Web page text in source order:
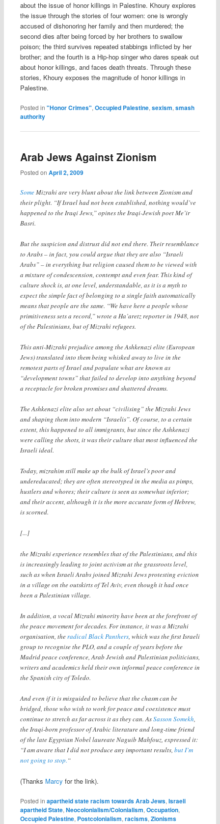
about the issue of honor killings in Palestine. Khoury explores
the issue through the stories of four women: one is wrongly
accused of dishonoring her family and then murdered; the
second dies after being forced by her brothers to swallow
poison; the third survives repeated stabbings inflicted by her
brother; and the fourth is a Hip-hop singer who dares speak out
about honor killings, and faces death threats. Through these
stories, Khoury exposes the magnitude of honor killings in
Palestine.
Posted in "Honor Crimes", Occupied Palestine, sexism, smash
authority
Arab Jews Against Zionism
Posted on April 2, 2009
SomeMizrahi are very blunt about the link between Zionism and
their plight. “If Israel had not been established, nothing would’ve
happened to the Iraqi Jews,” opines the Iraqi-Jewish poet Me’ir
Basri.
But the suspicion and distrust did not end there. Their resemblance
to Arabs – in fact, you could argue that they are also “Israeli
Arabs” – in everything but religion caused them to be viewed with
a mixture of condescension, contempt and even fear. This kind of
culture shock is, at one level, understandable, as it is a myth to
expect the simple fact of belonging to a single faith automatically
means that people are the same. “We have here a people whose
primitiveness sets a record,” wrote a Ha’aretz reporter in 1948, not
of the Palestinians, but of Mizrahi refugees.
This anti-Mizrahi prejudice among the Ashkenazi elite (European
Jews) translated into them being whisked away to live in the
remotest parts of Israel and populate what are known as
“development towns” that failed to develop into anything beyond
a receptacle for broken promises and shattered dreams.
The Ashkenazi elite also set about “civilising” the Mizrahi Jews
and shaping them into modern “Israelis”. Of course, to a certain
extent, this happened to all immigrants, but since the Ashkenazi
were calling the shots, it was their culture that most influenced the
Israeli ideal.
Today, mizrahim still make up the bulk of Israel’s poor and
undereducated; they are often stereotyped in the media as pimps,
hustlers and whores; their culture is seen as somewhat inferior;
and their accent, although it is the more accurate form of Hebrew,
is scorned.
[...]
the Mizrahi experience resembles that of the Palestinians, and this
is increasingly leading to joint activism at the grassroots level,
such as when Israeli Arabs joined Mizrahi Jews protesting eviction
in a village on the outskirts of Tel Aviv, even though it had once
been a Palestinian village.
In addition, a vocal Mizrahi minority have been at the forefront of
the peace movement for decades. For instance, it was a Mizrahi
organisation, theradical Black Panthers, which was the first Israeli
group to recognise the PLO, and a couple of years before the
Madrid peace conference, Arab Jewish and Palestinian politicians,
writers and academics held their own informal peace conference in
the Spanish city of Toledo.
And even if it is misguided to believe that the chasm can be
bridged, those who wish to work for peace and coexistence must
continue to stretch as far across it as they can. AsSasson Somekh,
the Iraqi-born professor of Arabic literature and long-time friend
of the late Egyptian Nobel laureate Naguib Mahfouz, expressed it:
“I am aware that I did not produce any important results, but I’m
not going to stop.“
(Thanks Marcy for the link).
Posted in apartheid state racism towards Arab Jews, Israeli
apartheid State, Neocolonialism/Colonialism, Occupation,
Occupied Palestine, Postcolonialism, racisms, Zionisms